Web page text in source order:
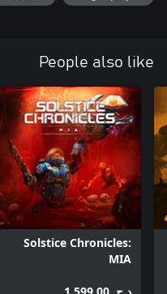
People also like
Solstice Chronicles:
MIA